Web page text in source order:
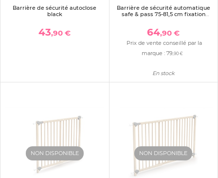
Barrière de sécurité autoclose
black
43,90 €
Barrière de sécurité automatique
safe & pass 75-81,5 cm fixation
64,90 €
Prix de vente conseillé par la
marque :79,90 €
En stock
NON DISPONIBLE NON DISPONIBLE